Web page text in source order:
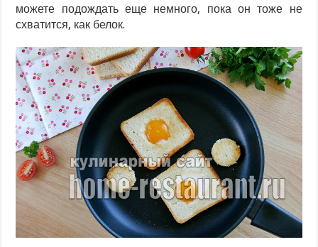
можете подождать еще немного, пока он тоже не
схватится, как белок.